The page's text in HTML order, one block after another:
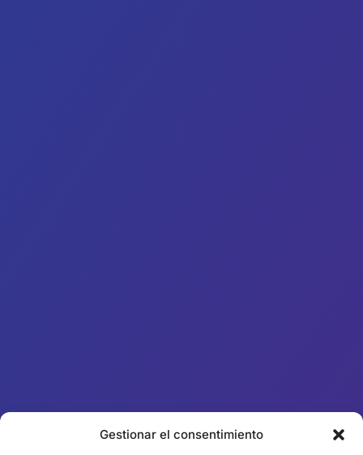
Gestionar el consentimiento